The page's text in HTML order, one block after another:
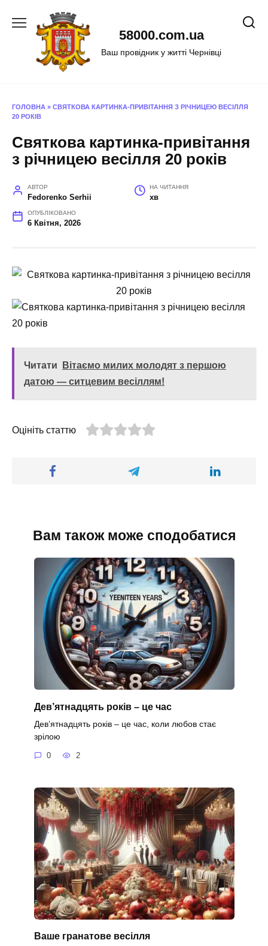
58000.com.ua
Ваш провідник у житті Чернівці
ГОЛОВНА » СВЯТКОВА КАРТИНКА-ПРИВІТАННЯ З РІЧНИЦЕЮ ВЕСІЛЛЯ
20 РОКІВ
Святкова картинка-привітання
з річницею весілля 20 років
АВТОР
Fedorenko Serhii
НА ЧИТАННЯ
хв
ОПУБЛІКОВАНО
6 Квітня, 2026
Читати
Вітаємо милих молодят з першою
датою — ситцевим весіллям!
Оцініть статтю
Вам також може сподобатися
Дев’ятнадцять років – це час
Дев’ятнадцять років – це час, коли любов стає
зрілою
0 2
Ваше гранатове весілля